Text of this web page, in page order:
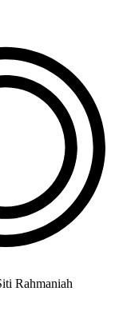
Rahmaniah